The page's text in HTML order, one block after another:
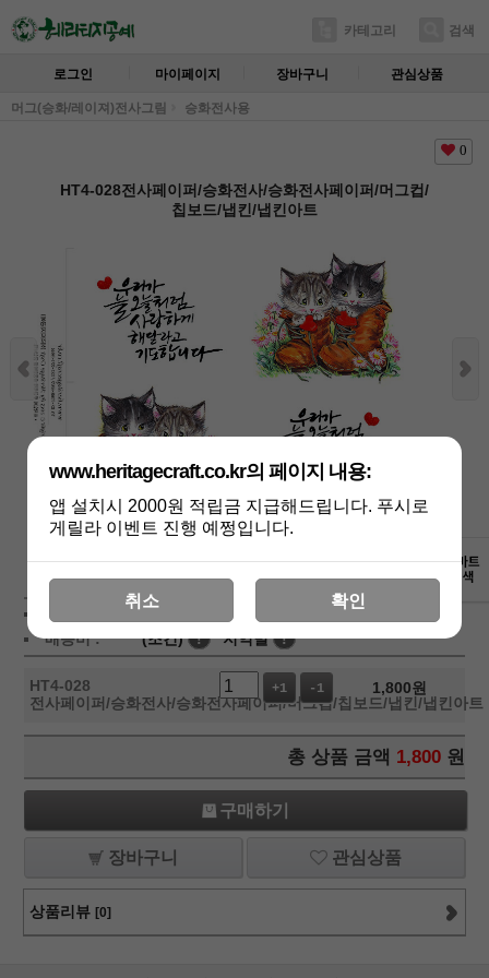
카테고리 검색
로그인 마이페이지 장바구니 관심상품
머그(승화/레이져)전사그림 승화전사용
0
HT4-028전사페이퍼/승화전사/승화전사페이퍼/머그컵/
칩보드/냅킨/냅킨아트
상품가 : 1,800
배송비 :
(조건) ! 지역별 !
HT4-028
전사페이퍼/승화전사/승화전사페이퍼/머그컵/칩보드/냅킨/냅킨아트
+1 -1 1,800원
총 상품 금액 1,800 원
구매하기
장바구니 관심상품
상품리뷰 [0]
www.heritagecraft.co.kr의 페이지 내용:
앱 설치시 2000원 적립금 지급해드립니다. 푸시로
게릴라 이벤트 진행 예쩡입니다.
취소 확인